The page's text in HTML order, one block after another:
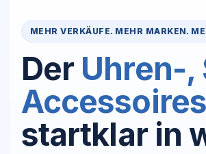
MEHR VERKÄUFE. MEHR MARKEN.
Der Uhren-,
startklar in